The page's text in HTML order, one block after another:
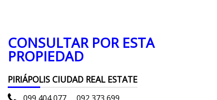
CONSULTAR POR ESTA
PROPIEDAD
PIRIÁPOLIS CIUDAD REAL ESTATE
099 404 077
092 373 699